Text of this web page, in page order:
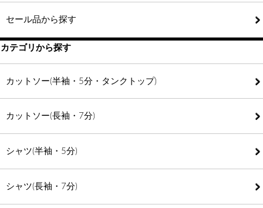
セール品から探す
カテゴリから探す
カットソー(半袖・5分・タンクトップ)
カットソー(長袖・7分)
シャツ(半袖・5分)
シャツ(長袖・7分)